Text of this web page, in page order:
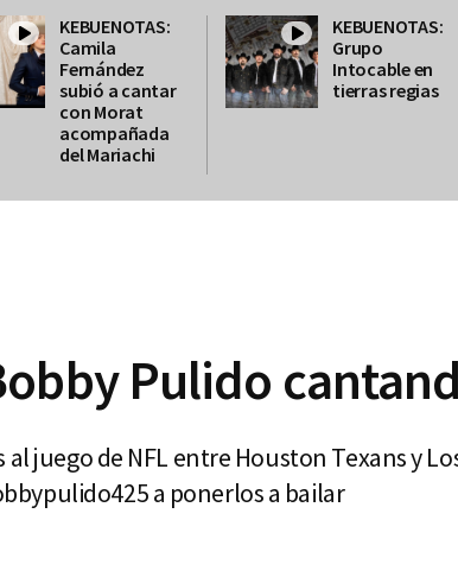
KEBUENOTAS:
Camila
Fernández
subió a cantar
con Morat
acompañada
del Mariachi
KEBUENOTAS:
Grupo
Intocable en
tierras regias
Pulido
juego de NFL entre Houston Texans y
a ponerlos a bailar